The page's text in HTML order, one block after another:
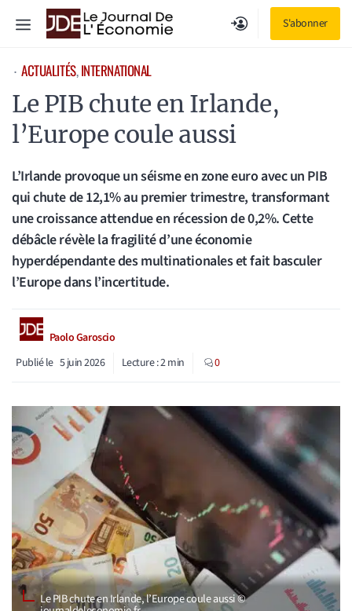
S'abonner
Menu
⋅ ACTUALITÉS, INTERNATIONAL
Le PIB chute en Irlande,
l’Europe coule aussi
L’Irlande provoque un séisme en zone euro avec un PIB
qui chute de 12,1% au premier trimestre, transformant
une croissance attendue en récession de 0,2%. Cette
débâcle révèle la fragilité d’une économie
hyperdépendante des multinationales et fait basculer
l’Europe dans l’incertitude.
Paolo Garoscio
Publié le 5 juin 2026 Lecture :2min 0
Le PIB chute en Irlande, l’Europe coule aussi ©